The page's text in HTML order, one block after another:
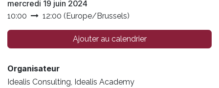
mercredi 19 juin 2024
10:00 12:00 ( Europe/Brussels)
Ajouter au calendrier
Organisateur
Idealis Consulting, Idealis Academy